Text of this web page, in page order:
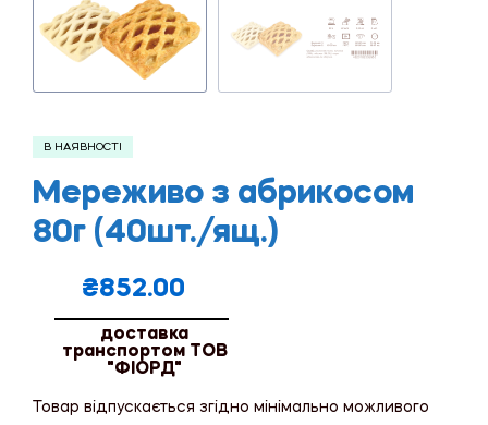
В НАЯВНОСТІ
Мереживо з абрикосом
80г (40шт./ящ.)
₴852.00
доставка
транспортом ТОВ
"ФІОРД"
Товар відпускається згідно мінімально можливого